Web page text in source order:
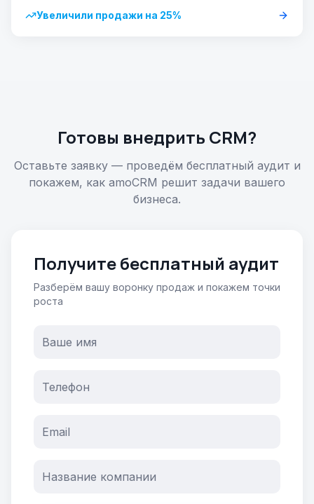
Увеличили продажи на 25%
Готовы внедрить CRM?
Оставьте заявку — проведём бесплатный аудит и
покажем, как amoCRM решит задачи вашего
бизнеса.
Получите бесплатный аудит
Разберём вашу воронку продаж и покажем точки
роста